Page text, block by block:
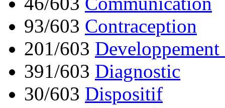
93/603 Contraception
201/603
391/603 Diagnostic
30/603 Dispositif